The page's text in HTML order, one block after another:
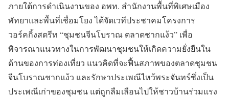
ภายใต้การดำเนินงานของ อพท. สำนักงานพื้นที่พิเศษเมือง
พัทยาและพื้นที่เชื่อมโยง ได้จัดเวทีประชาคมโครงการ
วอร์คกิ้งสตรีท “ชุมชนจีนโบราณ ตลาดชากแง้ว” เพื่อ
พิจารณาแนวทางในการพัฒนาชุมชนให้เกิดความยั่งยืนใน
ด้านของการท่องเที่ยว แนวคิดที่จะฟื้นสภาพของตลาดชุมชน
จีนโบราณชากแง้ว และรักษาประเพณีไหว้พระจันทร์ซึ่งเป็น
ประเพณีเก่าของชุมชน แต่ถูกลืมเลือนไปให้ชาวบ้านร่วมแรง